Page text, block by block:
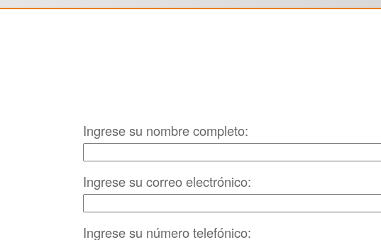
Ingrese su nombre completo:
Ingrese su correo electrónico:
Ingrese su número telefónico: